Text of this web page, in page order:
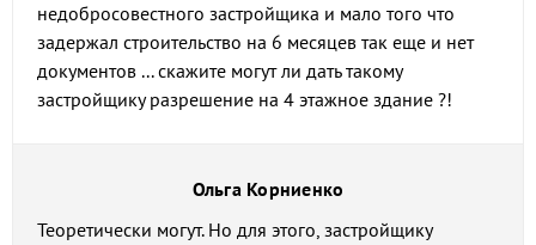
недобросовестного застройщика и мало того что
задержал строительство на 6 месяцев так еще и нет
документов ... скажите могут ли дать такому
застройщику разрешение на 4 этажное здание ?!
Ольга Корниенко
Теоретически могут. Но для этого, застройщику